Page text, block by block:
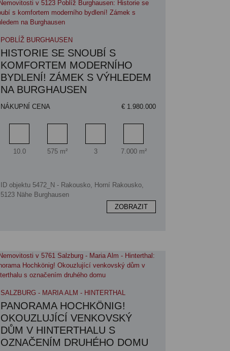
POBLÍŽ BURGHAUSEN
HISTORIE SE SNOUBÍ S
KOMFORTEM MODERNÍHO
BYDLENÍ! ZÁMEK S VÝHLEDEM
NA BURGHAUSEN
NÁKUPNÍ CENA € 1.980.000
Pokoj
10.0
Obytný prostor
575 m²
Koupelna
3
Plocha pozemku
7.000 m²
ID objektu 5472_N - Rakousko, Horní Rakousko,
5123 Nähe Burghausen
ZOBRAZIT
SALZBURG - MARIA ALM - HINTERTHAL
PANORAMA HOCHKÖNIG!
OKOUZLUJÍCÍ VENKOVSKÝ
DŮM V HINTERTHALU S
OZNAČENÍM DRUHÉHO DOMU